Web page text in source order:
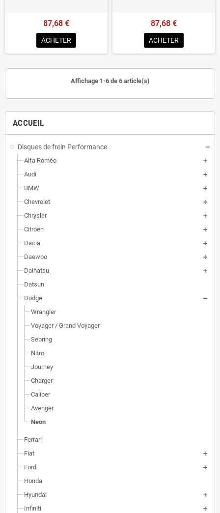
ACCUEIL
Disques de frein Performance
Alfa Roméo
Audi
BMW
Chevrolet
Chrysler
Citroën
Dacia
Daewoo
Daihatsu
Datsun
Dodge
Wrangler
Voyager / Grand Voyager
Sebring
Nitro
Journey
Charger
Caliber
Avenger
Neon
Ferrari
Fiat
Ford
Honda
Hyundai
Infiniti
87,68 €
ACHETER
87,68 €
ACHETER
Affichage 1-6 de 6 article(s)